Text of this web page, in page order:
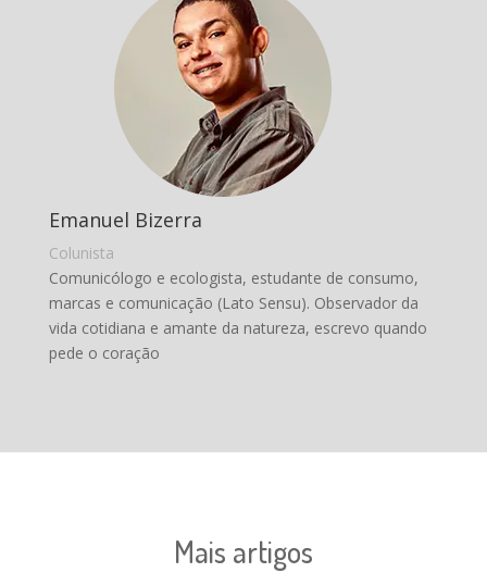
Emanuel Bizerra
Colunista
Comunicólogo e ecologista, estudante de consumo,
marcas e comunicação (Lato Sensu). Observador da
vida cotidiana e amante da natureza, escrevo quando
pede o coração
Mais artigos